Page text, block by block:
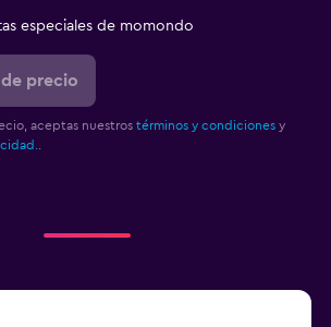
especiales de momondo
precio
aceptas nuestros términos y condiciones y